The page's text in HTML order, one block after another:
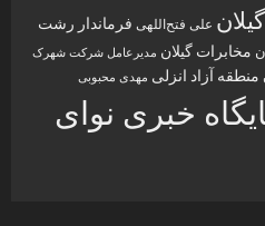
علی فتح‌اللهی فرماندار رشت
مخابرات گیلان مدیرعامل شرکت شهرک
منطقه آزاد انزلی مهدی محبوبی
خبری نوای